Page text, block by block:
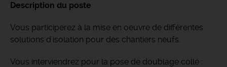
Description du poste
Vous participerez à la mise en oeuvre de différentes
solutions d'isolation pour des chantiers neufs.
Vous interviendrez pour la pose de doublage collé :